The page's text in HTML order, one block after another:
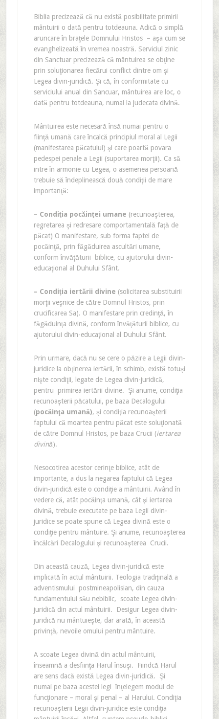
Biblia precizează că nu există posibilitate primirii
mântuirii o dată pentru totdeauna. Adică o simplă
aruncare în braţele Domnului Hristos – aşa cum se
evanghelizeată în vremea noastră. Serviciul zinic
din Sanctuar precizează că mântuirea se obţine
prin soluţionarea fiecărui conflict dintre om şi
Legea divin-juridică. Şi că, în conformitate cu
serviciului anual din Sancuar, mântuirea are loc, o
dată pentru totdeauna, numai la judecata divină.
Mântuirea este necesară însă numai pentru o
fiinţă umană care încalcă principiul moral al Legii
(manifestarea păcatului) şi care poartă povara
pedespei penale a Legii (suportarea morţii). Ca să
intre în armonie cu Legea, o asemenea persoană
trebuie să îndeplinească două condiţii de mare
importanţă:
– Condiţia pocăinţei umane (recunoaşterea,
regretarea şi redresare comportamentală faţă de
păcat) O manifestare, sub forma faptei de
pocăinţă, prin făgăduirea ascultări umane,
conform învăţăturii biblice, cu ajutorului divin-
educaţional al Duhului Sfânt.
– Condiţia iertării divine (solicitarea substituirii
morţii veşnice de către Domnul Hristos, prin
crucificarea Sa). O manifestare prin credinţă, în
făgăduinţa divină, conform învăţăturii biblice, cu
ajutorului divin-educaţional al Duhului Sfânt.
Prin urmare, dacă nu se cere o păzire a Legii divin-
juridice la obţinerea iertării, în schimb, există totuşi
nişte condiţii, legate de Legea divin-juridică,
pentru primirea iertării divine. Şi anume, condiţia
recunoaşterii păcatului, pe baza Decalogului
(pocăinţa umană), şi condiţia recunoaşterii
faptului că moartea pentru păcat este soluţionată
de către Domnul Hristos, pe baza Crucii (iertarea
divină).
Nesocotirea acestor cerinţe biblice, atât de
importante, a dus la negarea faptului că Legea
divin-juridică este o condiţie a mântuirii. Având în
vedere că, atât pocăinţa umană, cât şi iertarea
divină, trebuie executate pe baza Legii divin-
juridice se poate spune că Legea divină este o
condiţie pentru mântuire. Şi anume, recunoaşterea
încălcări Decalogului şi recunoaşterea Crucii.
Din această cauză, Legea divin-juridică este
implicată în actul mântuirii. Teologia tradiţinală a
adventismului postmineapolisian, din cauza
fundamentului său nebiblic, scoate Legea divin-
juridică din actul mântuirii. Desigur Legea divin-
juridică nu mântuieşte, dar arată, în această
privinţă, nevoile omului pentru mântuire.
A scoate Legea divină din actul mântuirii,
înseamnă a desfiinţa Harul însuşi. Fiindcă Harul
are sens dacă există Legea divin-juridică. Şi
numai pe baza acestei legi înţelegem modul de
funcţionare – moral şi penal – al Harului. Condiţia
recunoaşterii Legii divin-juridice este condiţia